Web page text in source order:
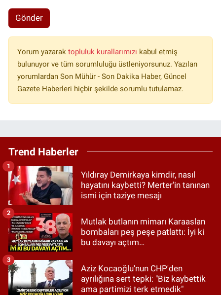
Gönder
Yorum yazarak topluluk kurallarımızı kabul etmiş
bulunuyor ve tüm sorumluluğu üstleniyorsunuz. Yazılan
yorumlardan Son Mühür - Son Dakika Haber, Güncel
Gazete Haberleri hiçbir şekilde sorumlu tutulamaz.
Trend Haberler
Yıldıray Demirkaya kimdir, nasıl
hayatını kaybetti? Merter'in tanınan
ismi için taziye mesajı
1
Mutlak butlanın mimarı Karaaslan
bombaları peş peşe patlattı: İyi ki
bu davayı açtım…
2
Aziz Kocaoğlu'nun CHP'den
ayrılığına sert tepki: "Biz kaybettik
ama partimizi terk etmedik"
3